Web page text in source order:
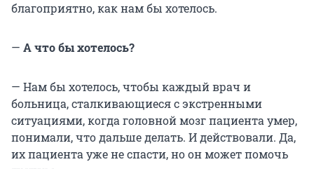
благоприятно, как нам бы хотелось.
— А что бы хотелось?
— Нам бы хотелось, чтобы каждый врач и
больница, сталкивающиеся с экстренными
ситуациями, когда головной мозг пациента умер,
понимали, что дальше делать. И действовали. Да,
их пациента уже не спасти, но он может помочь